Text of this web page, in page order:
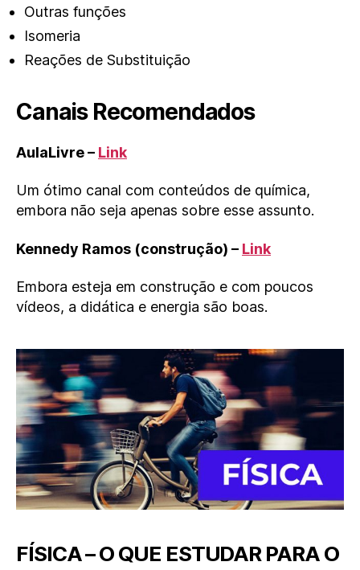
Outras funções
Isomeria
Reações de Substituição
Canais Recomendados
AulaLivre – Link
Um ótimo canal com conteúdos de química,
embora não seja apenas sobre esse assunto.
Kennedy Ramos (construção) – Link
Embora esteja em construção e com poucos
vídeos, a didática e energia são boas.
FÍSICA – O QUE ESTUDAR PARA O